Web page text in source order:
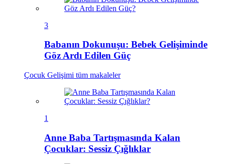
3
Babanın Dokunuşu: Bebek Gelişiminde
Göz Ardı Edilen Güç
Çocuk Gelişimi tüm makaleler
1
Anne Baba Tartışmasında Kalan
Çocuklar: Sessiz Çığlıklar